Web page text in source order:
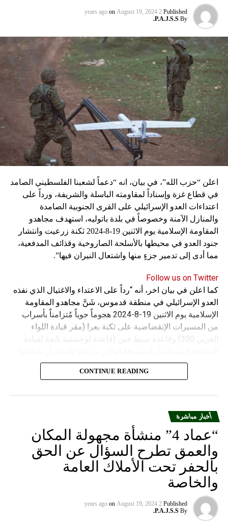
نسبه الحزب الى إسرائيل”.
Published
2 years ago
on August 19, 2024
By
P.A.J.S.S.
اعلن “حزب الله”، في بيان، انه “دعماً لشعبنا الفلسطيني الصامد
في قطاع غزة وإسناداً لمقاومته الباسلة ‌‏‌‏‌والشريفة، ورداً على
اعتداءات العدو الإسرائيلي على القرى الجنوبية الصامدة
والمنازل الآمنة وخصوصاً في بلدة باتوليه، استهدف مجاهدو
المقاومة الإسلامية يوم الاثنين 19-8-2024 ثكنة زرعيت وانتشار
جنود العدو في محيطها بالأسلحة الصاروخية وقذائف المدفعية،
مما أدى إلى تدمير جزءٍ منها واشتعال النيران فيها”.
Follow us on Twitter
كما اعلن في بيان اخر، أنه “رداً على الاعتداء والاغتيال الذي نفذه
العدو الإسرائيلي في منطقة قدموس، شَنَّ مجاهدو المقاومة
الإسلامية يوم الاثنين 19-8-2024 هجوماً جوياً مُتزامناً بأسراب
من المسيرات الإنقضاضية على ثكنة يعرا (مقر قيادة اللواء
الغربي 300) وقاعدة سنط جين (قاعدة لوجستية تابعة لقيادة
وجنودها وأصابت أهدافها بدقة وأوقعت فيهم عدداً من القتلى
CONTINUE READING
أخبار مباشرة
“عماد 4” منشأة مجهولة المكان
والعمق تطرح السؤال عن الحق
بالحفر تحت الأملاك العامة
والخاصة
Published
2 years ago
on August 19, 2024
By
P.A.J.S.S.